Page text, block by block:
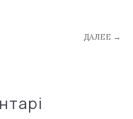
ДАЛЕЕ →